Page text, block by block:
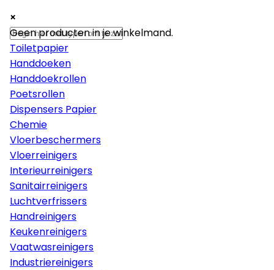
×
Papier
Toiletpapier
Handdoeken
Handdoekrollen
Poetsrollen
Dispensers Papier
Chemie
Vloerbeschermers
Vloerreinigers
Interieurreinigers
Sanitairreinigers
Luchtverfrissers
Handreinigers
Keukenreinigers
Vaatwasreinigers
Industriereinigers
×
×
Geen producten in je winkelmand.